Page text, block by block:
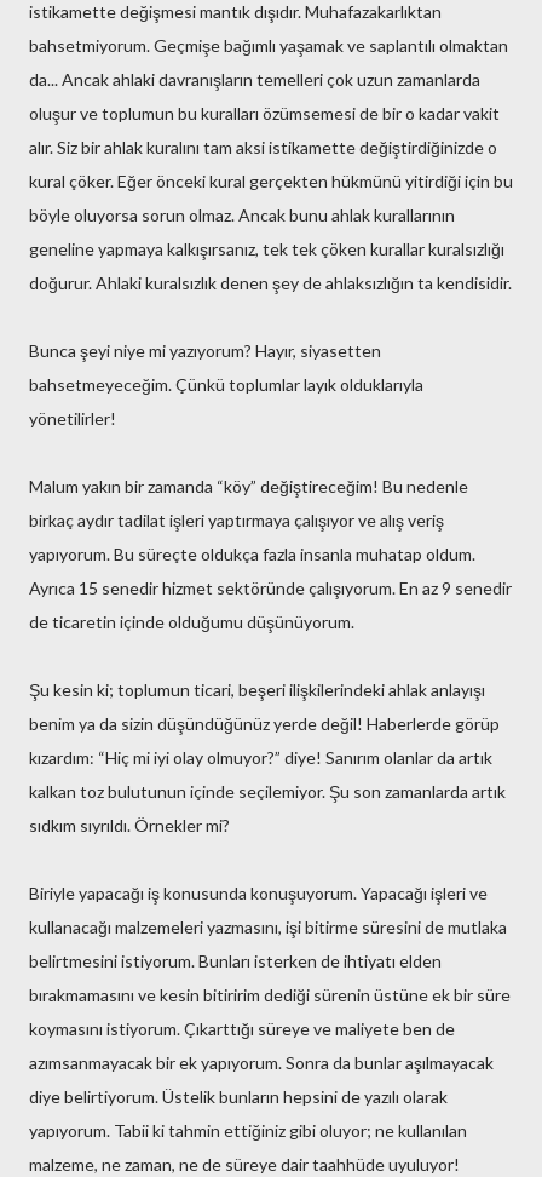
istikamette değişmesi mantık dışıdır. Muhafazakarlıktan
bahsetmiyorum. Geçmişe bağımlı yaşamak ve saplantılı olmaktan
da... Ancak ahlaki davranışların temelleri çok uzun zamanlarda
oluşur ve toplumun bu kuralları özümsemesi de bir o kadar vakit
alır. Siz bir ahlak kuralını tam aksi istikamette değiştirdiğinizde o
kural çöker. Eğer önceki kural gerçekten hükmünü yitirdiği için bu
böyle oluyorsa sorun olmaz. Ancak bunu ahlak kurallarının
geneline yapmaya kalkışırsanız, tek tek çöken kurallar kuralsızlığı
doğurur. Ahlaki kuralsızlık denen şey de ahlaksızlığın ta kendisidir.
Bunca şeyi niye mi yazıyorum? Hayır, siyasetten
bahsetmeyeceğim. Çünkü toplumlar layık olduklarıyla
yönetilirler!
Malum yakın bir zamanda “köy” değiştireceğim! Bu nedenle
birkaç aydır tadilat işleri yaptırmaya çalışıyor ve alış veriş
yapıyorum. Bu süreçte oldukça fazla insanla muhatap oldum.
Ayrıca 15 senedir hizmet sektöründe çalışıyorum. En az 9 senedir
de ticaretin içinde olduğumu düşünüyorum.
Şu kesin ki; toplumun ticari, beşeri ilişkilerindeki ahlak anlayışı
benim ya da sizin düşündüğünüz yerde değil! Haberlerde görüp
kızardım: “Hiç mi iyi olay olmuyor?” diye! Sanırım olanlar da artık
kalkan toz bulutunun içinde seçilemiyor. Şu son zamanlarda artık
sıdkım sıyrıldı. Örnekler mi?
Biriyle yapacağı iş konusunda konuşuyorum. Yapacağı işleri ve
kullanacağı malzemeleri yazmasını, işi bitirme süresini de mutlaka
belirtmesini istiyorum. Bunları isterken de ihtiyatı elden
bırakmamasını ve kesin bitiririm dediği sürenin üstüne ek bir süre
koymasını istiyorum. Çıkarttığı süreye ve maliyete ben de
azımsanmayacak bir ek yapıyorum. Sonra da bunlar aşılmayacak
diye belirtiyorum. Üstelik bunların hepsini de yazılı olarak
yapıyorum. Tabii ki tahmin ettiğiniz gibi oluyor; ne kullanılan
malzeme, ne zaman, ne de süreye dair taahhüde uyuluyor!